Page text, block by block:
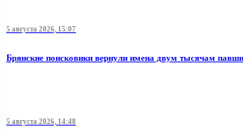
5 августа 2026, 15:07
Брянские поисковики вернули имена двум тысячам
5 августа 2026, 14:48